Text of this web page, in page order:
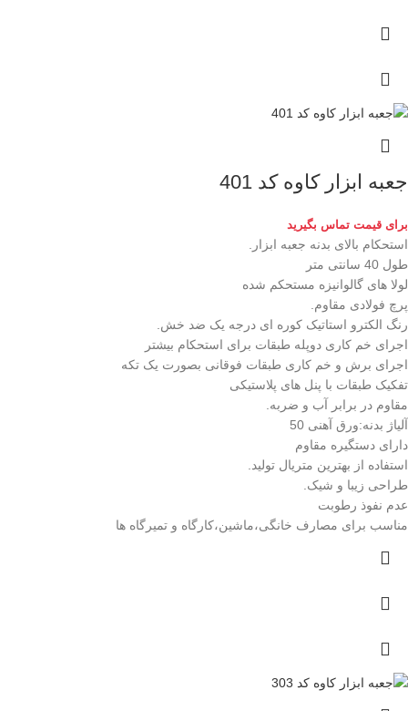
جعبه ابزار کاوه کد 401
برای قیمت تماس بگیرید
استحکام بالای بدنه جعبه ابزار.
طول 40 سانتی متر
لولا های گالوانیزه مستحکم شده
پرچ فولادی مقاوم.
رنگ الکترو استاتیک کوره ای درجه یک ضد خش.
اجرای خم کاری دوپله طبقات برای استحکام بیشتر
اجرای برش و خم کاری طبقات فوقانی بصورت یک تکه
تفکیک طبقات با پنل های پلاستیکی
مقاوم در برابر آب و ضربه.
آلیاژ بدنه:ورق آهنی 50
دارای دستگیره مقاوم
استفاده از بهترین متریال تولید.
طراحی زیبا و شیک.
عدم نفوذ رطوبت
مناسب برای مصارف خانگی،ماشین،کارگاه و تمیرگاه ها